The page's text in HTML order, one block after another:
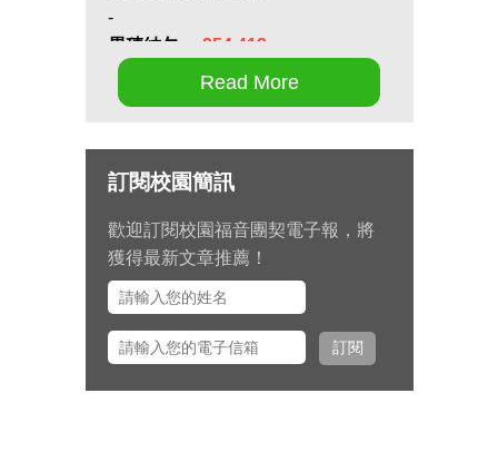
-
累積結欠：
-254,418
第十七屆畢業生同行營將於九月 11
告。
九月 15 日至十月 2 日期間，總幹
事左心泰牧師將與團契部主任陳怡
安傳道、大學事工組主任田正平傳
之友並舉辦校園之友會，願主看顧
Read More
訂閱校園簡訊
歡迎訂閱校園福音團契電子報，將
獲得最新文章推薦！
訂閱